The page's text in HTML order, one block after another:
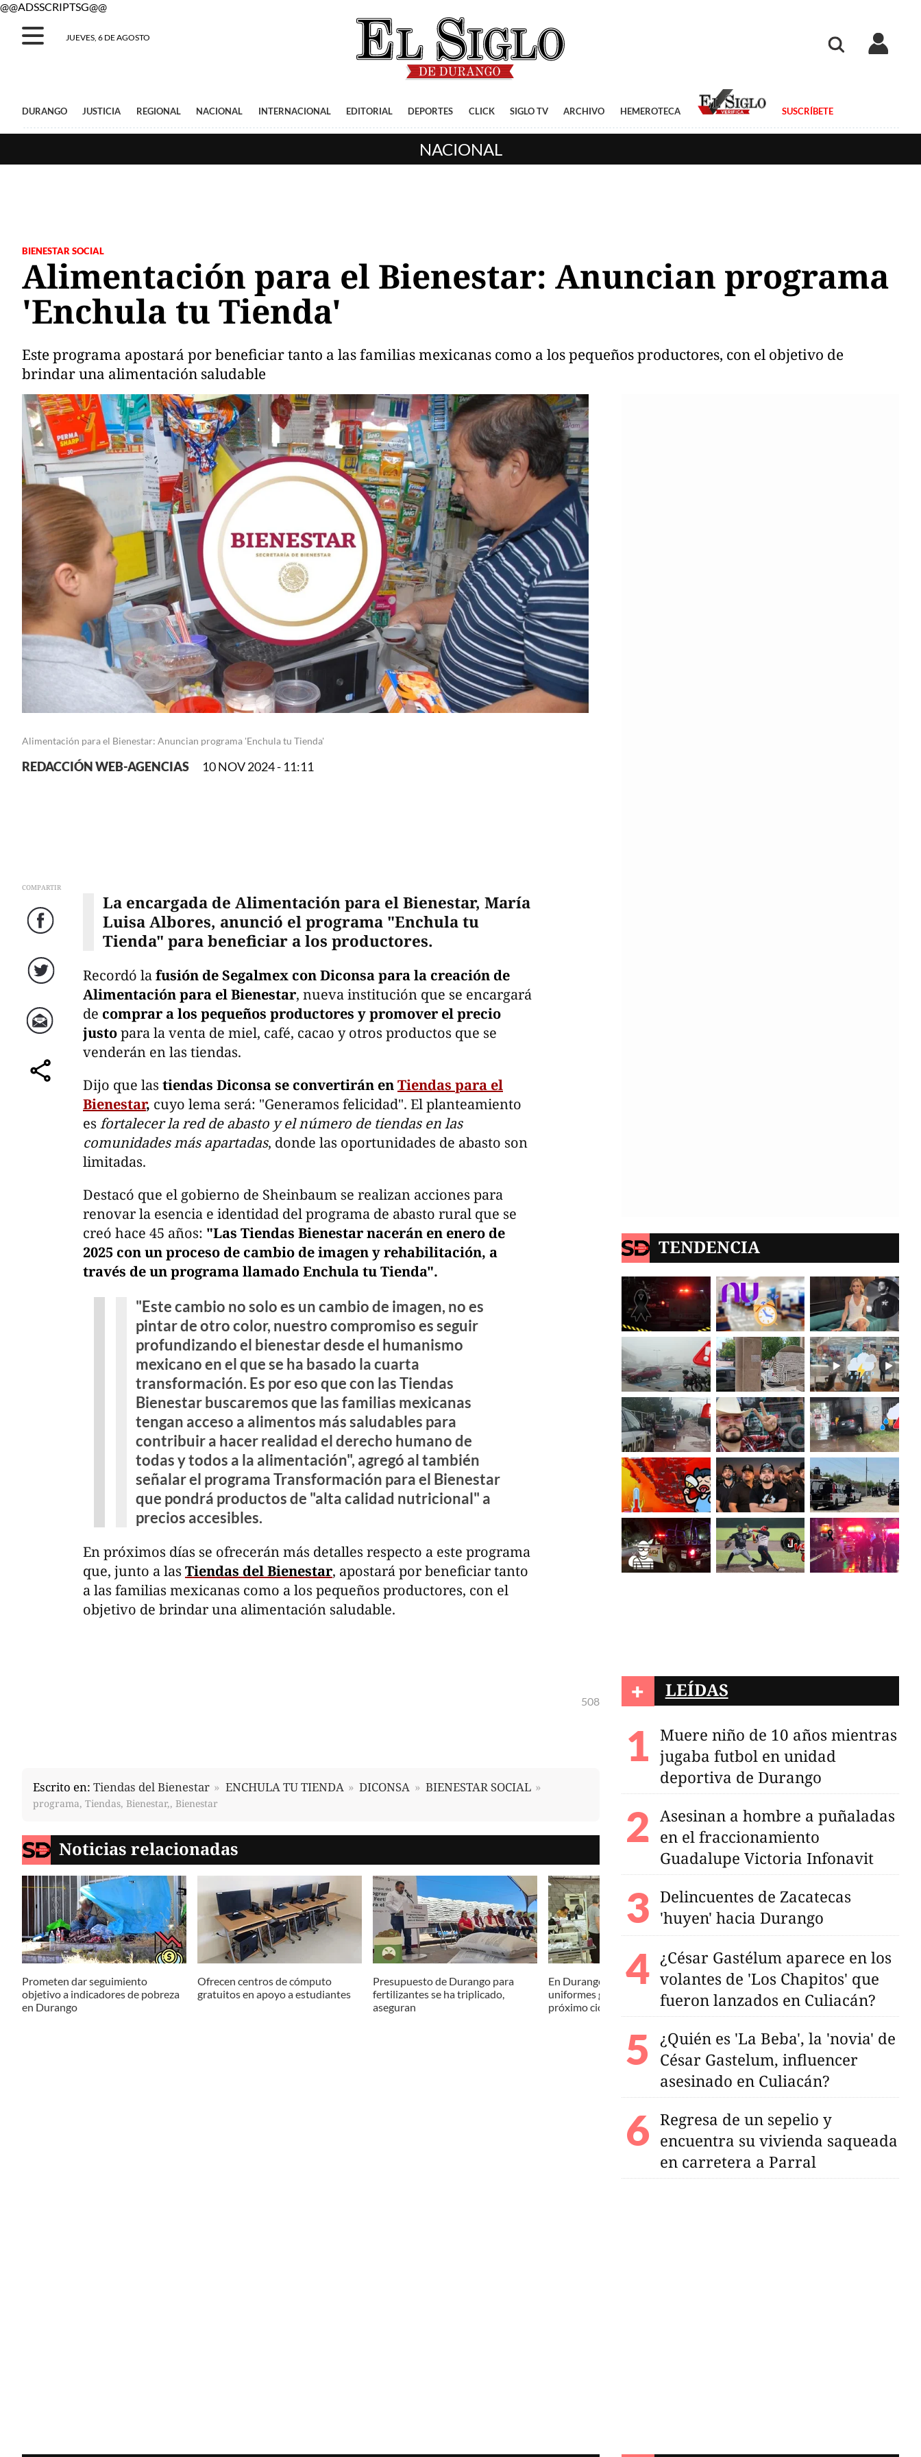
@@ADSSCRIPTSG@@
JUEVES, 6 DE AGOSTO
DURANGO JUSTICIA REGIONAL NACIONAL INTERNACIONAL EDITORIAL DEPORTES CLICK SIGLO TV ARCHIVO HEMEROTECA SUSCRÍBETE
NACIONAL
BIENESTAR SOCIAL
Alimentación para el Bienestar: Anuncian programa
'Enchula tu Tienda'
Este programa apostará por beneficiar tanto a las familias mexicanas como a los pequeños productores, con el objetivo de
brindar una alimentación saludable
Alimentación para el Bienestar: Anuncian programa 'Enchula tu Tienda'
REDACCIÓN WEB-AGENCIAS 10 NOV 2024 - 11:11
COMPARTIR
Facebook
Twitter
Correo
comparte
La encargada de Alimentación para el Bienestar, María
Luisa Albores, anunció el programa "Enchula tu
Tienda" para beneficiar a los productores.
Recordó lafusión de Segalmex con Diconsa para la creación de
Alimentación para el Bienestar, nueva institución que se encargará
de comprar a los pequeños productores y promover el precio
justopara la venta de miel, café, cacao y otros productos que se
venderán en las tiendas.
Dijo que las tiendas Diconsa se convertirán enTiendas para el
Bienestar, cuyo lema será: "Generamos felicidad". El planteamiento
es fortalecer la red de abasto y el número de tiendas en las
comunidades más apartadas, donde las oportunidades de abasto son
limitadas.
Destacó que el gobierno de Sheinbaum se realizan acciones para
renovar la esencia e identidad del programa de abasto rural que se
creó hace 45 años: "Las Tiendas Bienestar nacerán en enero de
2025 con un proceso de cambio de imagen y rehabilitación, a
través de un programa llamado Enchula tu Tienda".
"Este cambio no solo es un cambio de imagen, no es
pintar de otro color, nuestro compromiso es seguir
profundizando el bienestar desde el humanismo
mexicano en el que se ha basado la cuarta
transformación. Es por eso que con las Tiendas
Bienestar buscaremos que las familias mexicanas
tengan acceso a alimentos más saludables para
contribuir a hacer realidad el derecho humano de
todas y todos a la alimentación", agregó al también
señalar el programa Transformación para el Bienestar
que pondrá productos de "alta calidad nutricional" a
precios accesibles.
En próximos días se ofrecerán más detalles respecto a este programa
que, junto a las Tiendas del Bienestar, apostará por beneficiar tanto
a las familias mexicanas como a los pequeños productores, con el
objetivo de brindar una alimentación saludable.
508
Escrito en: Tiendas del Bienestar ENCHULA TU TIENDA DICONSA BIENESTAR SOCIAL
programa, Tiendas, Bienestar,, Bienestar
Noticias relacionadas
Prometen dar seguimiento
objetivo a indicadores de pobreza
en Durango
Ofrecen centros de cómputo
gratuitos en apoyo a estudiantes
Presupuesto de Durango para
fertilizantes se ha triplicado,
aseguran
En Durango, fabricarán más
uniformes gratuitos para el
próximo ciclo escolar
TENDENCIA
+ LEÍDAS
Muere niño de 10 años mientras
jugaba futbol en unidad
deportiva de Durango
Asesinan a hombre a puñaladas
en el fraccionamiento
Guadalupe Victoria Infonavit
Delincuentes de Zacatecas
'huyen' hacia Durango
¿César Gastélum aparece en los
volantes de 'Los Chapitos' que
fueron lanzados en Culiacán?
¿Quién es 'La Beba', la 'novia' de
César Gastelum, influencer
asesinado en Culiacán?
Regresa de un sepelio y
encuentra su vivienda saqueada
en carretera a Parral